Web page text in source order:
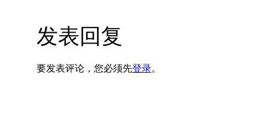
发表回复
要发表评论，您必须先登录。